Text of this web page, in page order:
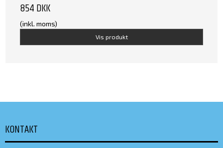
854 DKK
(inkl. moms)
Vis produkt
KONTAKT